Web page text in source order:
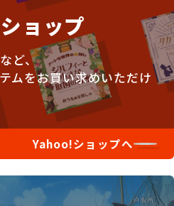
ョップ
ど、
ムをお買い求めいただけ
Yahoo!ショップへ